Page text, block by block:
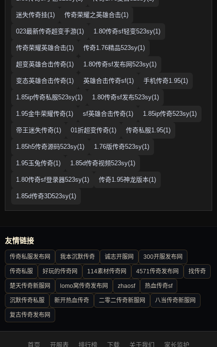
迷失传奇挂(1) 传奇荣耀之英雄合击(1)
023最新传奇超变手游(1) 1.80传奇sf轻变523sy(1)
传奇荣耀英雄合击(1) 传奇1.76精品523sy(1)
超变英雄合击传奇(1) 1.80传奇sf发布网523sy(1)
变态英雄合击传奇(1) 英雄合击传奇sf(1) 手机传奇1.95(1)
1.85ip传奇私服523sy(1) 1.80传奇sf发布523sy(1)
1.95金牛荣耀传奇(1) sf英雄合击传奇(1) 1.85ip传奇523sy(1)
帝王迷失传奇(1) 01折超变传奇(1) 传奇私服1.95(1)
1.85h5传奇源码523sy(1) 1.76版传奇523sy(1)
1.95玉兔传奇(1) 1.85d传奇视频523sy(1)
1.80传奇sf登录器523sy(1) 传奇1.95神龙版本(1)
1.85d传奇3D523sy(1)
友情链接
传奇私服发布网 我本沉默传奇 诚志开服网 300开服发布网
传奇私服 好玩的传奇网 114素材传奇网 4571传奇发布网 找传奇
楚天传奇新服网 lomo窝传奇发布网 zhaosf 热血传奇sf
沉默传奇私服 新开热血传奇 二零二传奇新服网 八当传奇新服网
复古传奇发布网
首页 开服表 排行榜 下载 关于我们 家长监护